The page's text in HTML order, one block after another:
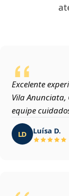
Excelente
Vila Anunciata,
equipe
LD Luísa D.